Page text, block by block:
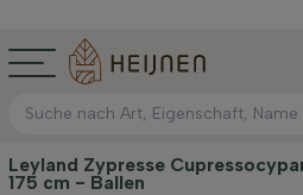
Leyland Zypresse
175 cm - Ballen